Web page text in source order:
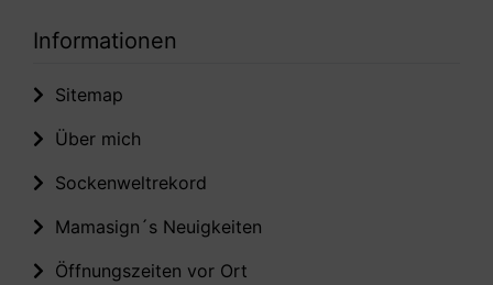
Informationen
Sitemap
Über mich
Sockenweltrekord
Mamasign´s Neuigkeiten
Öffnungszeiten vor Ort